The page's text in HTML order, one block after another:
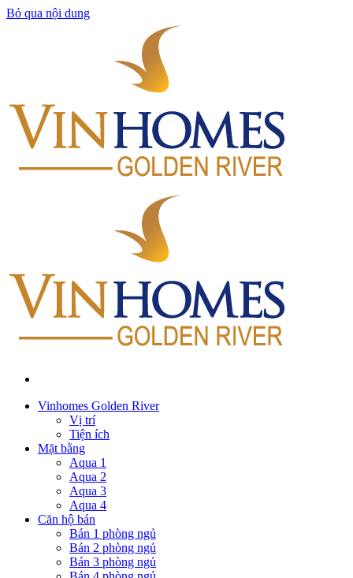
Bỏ qua nội dung
Vinhomes Golden River
Vị trí
Tiện ích
Mặt bằng
Aqua 1
Aqua 2
Aqua 3
Aqua 4
Căn hộ bán
Bán 1 phòng ngủ
Bán 2 phòng ngủ
Bán 3 phòng ngủ